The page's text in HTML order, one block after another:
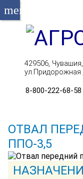
menu
429506,
ул.Придорожная
8-800-222-68-
ОТВАЛ
ППО-3,5